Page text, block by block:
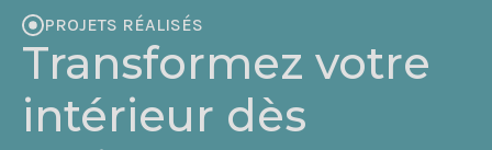
PROJETS RÉALISÉS
Transformez votre
intérieur dès